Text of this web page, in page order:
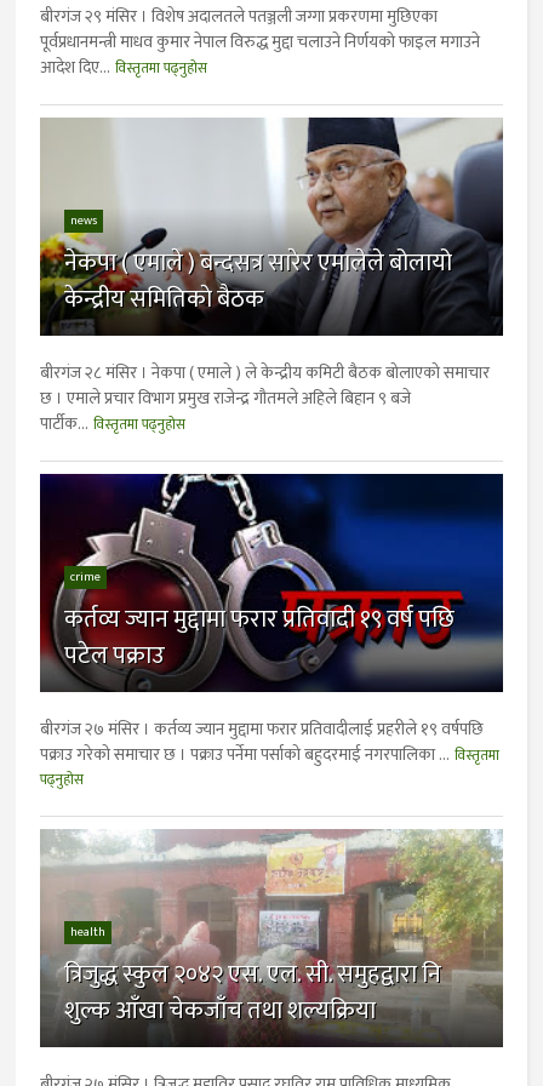
बीरगंज २९ मंसिर । विशेष अदालतले पतञ्जली जग्गा प्रकरणमा मुछिएका
पूर्वप्रधानमन्त्री माधव कुमार नेपाल विरुद्ध मुद्दा चलाउने निर्णयको फाइल मगाउने
आदेश दिए... विस्तृतमा पढ्नुहोस
news
नेकपा ( एमाले ) बन्दसत्र सारेर एमालेले बोलायो
केन्द्रीय समितिकाे बैठक
बीरगंज २८ मंसिर । नेकपा ( एमाले ) ले केन्द्रीय कमिटी बैठक बोलाएको समाचार
छ । एमाले प्रचार विभाग प्रमुख राजेन्द्र गौतमले अहिले बिहान ९ बजे
पार्टीक... विस्तृतमा पढ्नुहोस
crime
कर्तव्य ज्यान मुद्दामा फरार प्रतिवादी १९ वर्ष पछि
पटेल पक्राउ
बीरगंज २७ मंसिर । कर्तव्य ज्यान मुद्दामा फरार प्रतिवादीलाई प्रहरीले १९ वर्षपछि
पक्राउ गरेको समाचार छ । पक्राउ पर्नेमा पर्साको बहुदरमाई नगरपालिका ... विस्तृतमा
पढ्नुहोस
health
त्रिजुद्ध स्कुल २०४२ एस. एल. सी. समुहद्वारा नि
शुल्क आँखा चेकजाँच तथा शल्यक्रिया